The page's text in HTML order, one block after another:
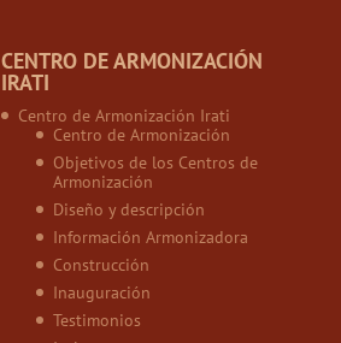
CENTRO DE ARMONIZACIÓN
IRATI
Centro de Armonización Irati
Centro de Armonización
Objetivos de los Centros de
Armonización
Diseño y descripción
Información Armonizadora
Construcción
Inauguración
Testimonios